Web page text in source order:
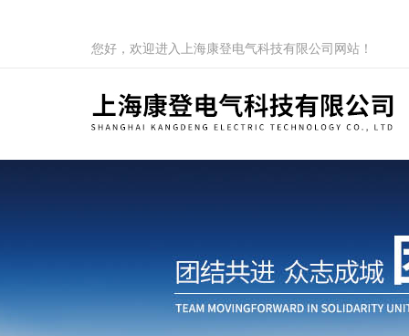
您好，欢迎进入上海康登电气科技有限公司网站！